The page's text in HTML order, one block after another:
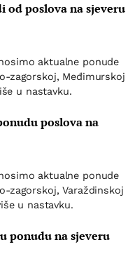
od poslova na sjeveru
aktualne ponude
zagorskoj, Međimurskoj
u nastavku.
poslova na
aktualne ponude
zagorskoj, Varaždinskoj
u nastavku.
ponudu na sjeveru